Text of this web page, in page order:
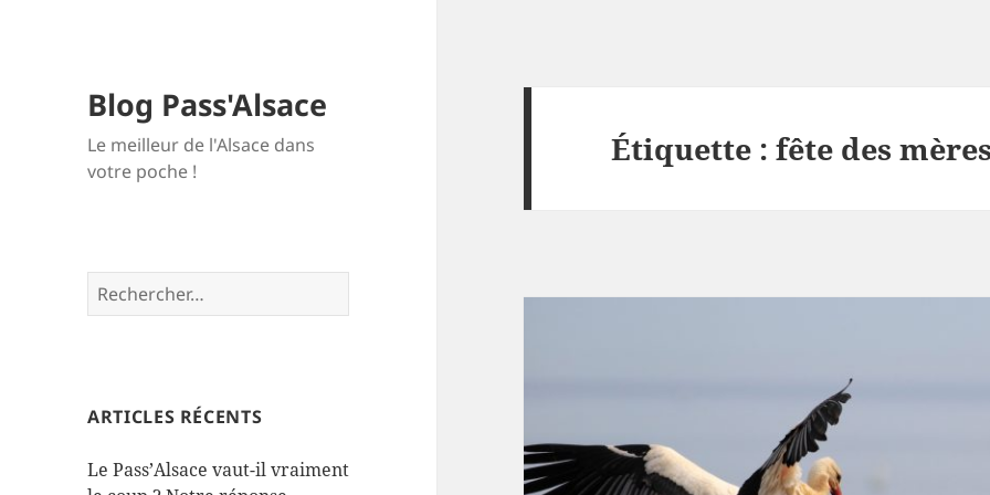
Blog Pass'Alsace
Le meilleur de l'Alsace dans
votre poche !
Rechercher :
ARTICLES RÉCENTS
Le Pass’Alsace vaut-il vraiment
Étiquette :fête des